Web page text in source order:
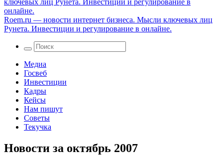
Roem.ru — новости интернет бизнеса. Мысли ключевых лиц
Рунета. Инвестиции и регулирование в онлайне.
Медиа
Госвеб
Инвестиции
Кадры
Кейсы
Нам пишут
Советы
Текучка
Новости за октябрь 2007